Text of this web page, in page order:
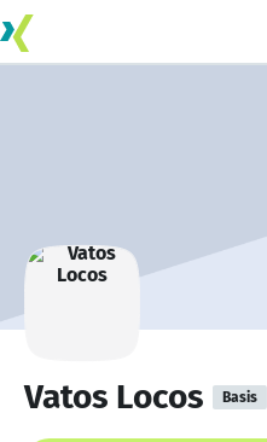
Vatos Locos Basis